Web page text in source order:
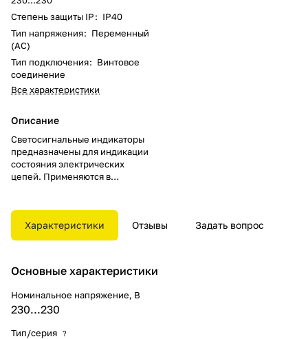
Степень защиты IP: IP40
Тип напряжения: Переменный
(AC)
Тип подключения: Винтовое
соединение
Все характеристики
Описание
Светосигнальные индикаторы
предназначены для индикации
состояния электрических
цепей. Применяются в
энергоснабжения.
Разнообразные цветовые
и панели.
Характеристики Отзывы Задать вопрос
Основные характеристики
Номинальное напряжение, В
230...230
Тип/серия ?